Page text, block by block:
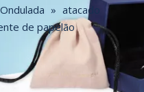
» atacado
de papelão